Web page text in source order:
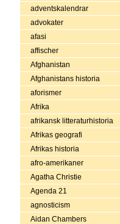
adventskalendrar
advokater
afasi
affischer
Afghanistan
Afghanistans historia
aforismer
Afrika
afrikansk litteraturhistoria
Afrikas geografi
Afrikas historia
afro-amerikaner
Agatha Christie
Agenda 21
agnosticism
Aidan Chambers